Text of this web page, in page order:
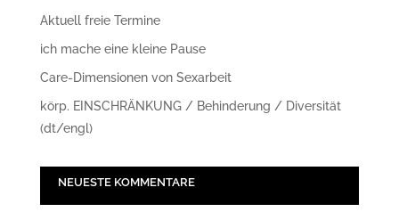
Aktuell freie Termine
ich mache eine kleine Pause
Care-Dimensionen von Sexarbeit
körp. EINSCHRÄNKUNG / Behinderung / Diversität
(dt/engl)
NEUESTE KOMMENTARE